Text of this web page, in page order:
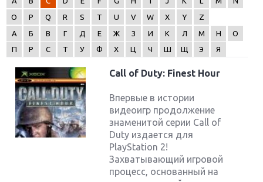
O
P Q R S T U V W X Y
Z
А
Б В Г Д Е Ж З И К Л М Н
О
П
Р С Т У Ф Х Ц Ч Ш Щ Э Я
Call of Duty: Finest Hour
Впервые в истории
видеоигр продолжение
знаменитой серии Call of
Duty издается для
PlayStation 2!
Захватывающий игровой
процесс, основанный на